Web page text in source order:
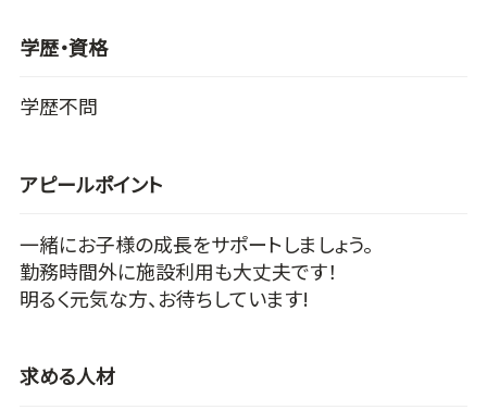
学歴・資格
学歴不問
アピールポイント
一緒にお子様の成長をサポートしましょう。
勤務時間外に施設利用も大丈夫です！
明るく元気な方、お待ちしています!
求める人材